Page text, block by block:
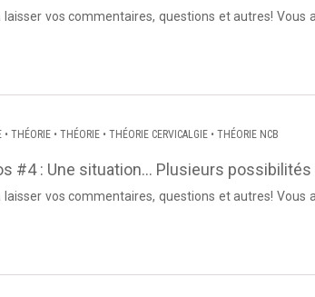
commentaires, questions et autres! Vous avez la possibilité de suivre
• THÉORIE• THÉORIE• THÉORIE CERVICALGIE• THÉORIE NCB
#4 : Une situation… Plusieurs possibilités
commentaires, questions et autres! Vous avez la possibilité de suivre